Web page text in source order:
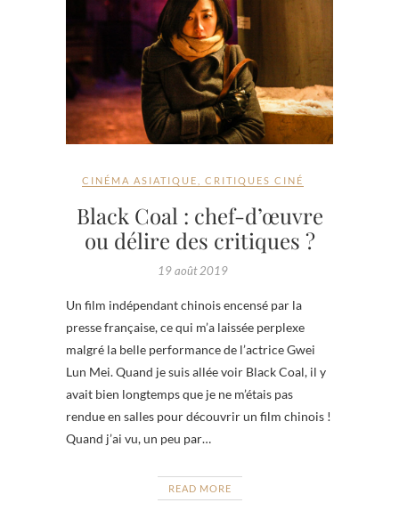
CINÉMA ASIATIQUE CRITIQUES CINÉ
Black Coal : chef-d’œuvre
ou délire des critiques ?
19 août 2019
Un film indépendant chinois encensé par la
presse française, ce qui m’a laissée perplexe
malgré la belle performance de l’actrice Gwei
Lun Mei. Quand je suis allée voir Black Coal, il y
avait bien longtemps que je ne m’étais pas
rendue en salles pour découvrir un film chinois !
Quand j’ai vu, un peu par…
READ MORE